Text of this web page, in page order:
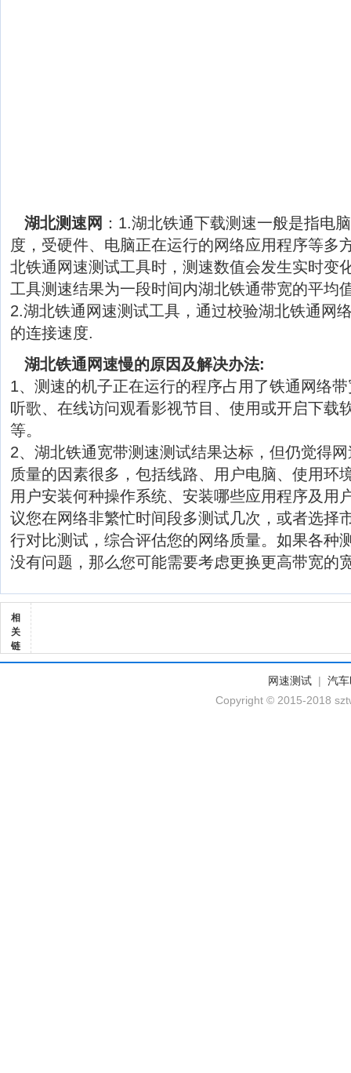
湖北测速网 ：1.湖北铁通下载测速一般是指电
度，受硬件、电脑正在运行的网络应用程序等多
北铁通网速测试工具时，测速数值会发生实时变
工具测速结果为一段时间内湖北铁通带宽的平均
2.湖北铁通网速测试工具，通过校验湖北铁通网
的连接速度.
湖北铁通网速慢的原因及解决办法:
1、测速的机子正在运行的程序占用了铁通网络
听歌、在线访问观看影视节目、使用或开启下载
等。
2、湖北铁通宽带测速测试结果达标，但仍觉得
质量的因素很多，包括线路、用户电脑、使用环
用户安装何种操作系统、安装哪些应用程序及用
议您在网络非繁忙时间段多测试几次，或者选择
行对比测试，综合评估您的网络质量。如果各种
没有问题，那么您可能需要考虑更换更高带宽的
相
关
链
网速测试 | 汽
Copyright © 2015-2018